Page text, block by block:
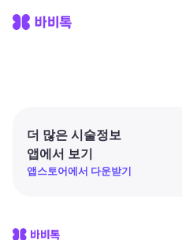
더 많은 시술정보
앱에서 보기
앱스토어에서 다운받기